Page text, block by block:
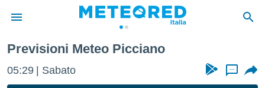
di
Previsioni Meteo Picciano
05:29 Sabato ...